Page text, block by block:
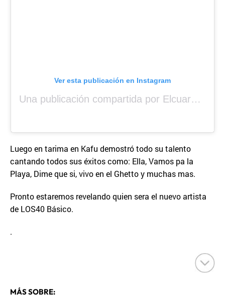
Ver esta publicación en Instagram
Una publicación compartida por Elcuara (@elcuara.25)
Luego en tarima en Kafu demostró todo su talento
cantando todos sus éxitos como: Ella, Vamos pa la
Playa, Dime que si, vivo en el Ghetto y muchas mas.
Pronto estaremos revelando quien sera el nuevo artista
de LOS40 Básico.
.
MÁS SOBRE: